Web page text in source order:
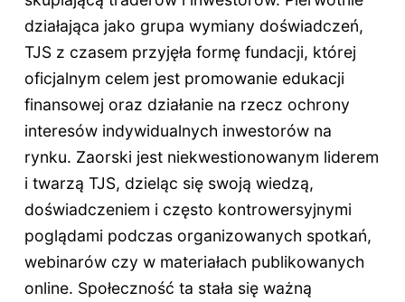
działająca jako grupa wymiany doświadczeń,
TJS z czasem przyjęła formę fundacji, której
oficjalnym celem jest promowanie edukacji
finansowej oraz działanie na rzecz ochrony
interesów indywidualnych inwestorów na
rynku. Zaorski jest niekwestionowanym liderem
i twarzą TJS, dzieląc się swoją wiedzą,
doświadczeniem i często kontrowersyjnymi
poglądami podczas organizowanych spotkań,
webinarów czy w materiałach publikowanych
online. Społeczność ta stała się ważną